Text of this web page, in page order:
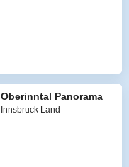
Oberinntal Panorama
Innsbruck Land